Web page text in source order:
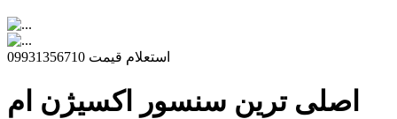
استعلام قیمت 09931356710
اصلی ترین سنسور اکسیژن ام